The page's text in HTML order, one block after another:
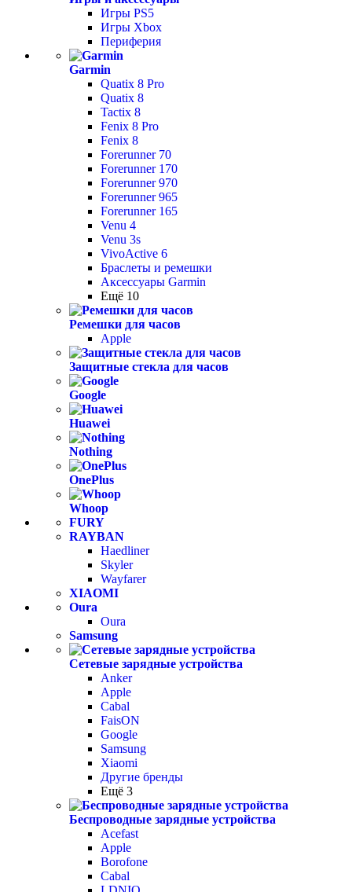
Игры PS5
Игры Xbox
Периферия
Garmin
Quatix 8 Pro
Quatix 8
Tactix 8
Fenix 8 Pro
Fenix 8
Forerunner 70
Forerunner 170
Forerunner 970
Forerunner 965
Forerunner 165
Venu 4
Venu 3s
VivoActive 6
Браслеты и ремешки
Аксессуары Garmin
Ещё 10
Ремешки для часов
Apple
Защитные стекла для часов
Google
Huawei
Nothing
OnePlus
Whoop
FURY
RAYBAN
Haedliner
Skyler
Wayfarer
XIAOMI
Oura
Oura
Samsung
Сетевые зарядные устройства
Anker
Apple
Cabal
FaisON
Google
Samsung
Xiaomi
Другие бренды
Ещё 3
Беспроводные зарядные устройства
Acefast
Apple
Borofone
Cabal